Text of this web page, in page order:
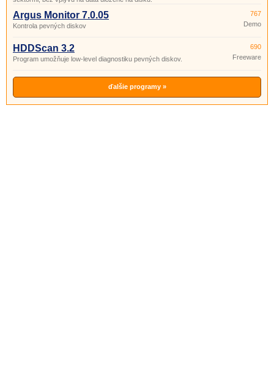
Argus Monitor 7.0.05
Kontrola pevných diskov
767
Demo
HDDScan 3.2
Program umožňuje low-level diagnostiku pevných diskov.
690
Freeware
ďalšie programy »